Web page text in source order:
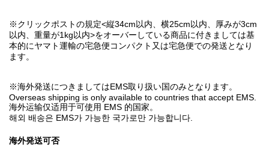
※クリックポストの規定<縦34cm以内、横25cm以内、厚みが3cm
以内、重量が1kg以内>をオーバーしている商品に付きましては基
本的にヤマト運輸の宅急便コンパクト又は宅急便での発送となり
ます。
※海外発送につきましてはEMS取り扱い国のみとなります。
Overseas shipping is only available to countries that accept EMS.
海外运输仅适用于可使用 EMS 的国家。
해외 배송은 EMS가 가능한 국가로만 가능합니다.
海外発送可否